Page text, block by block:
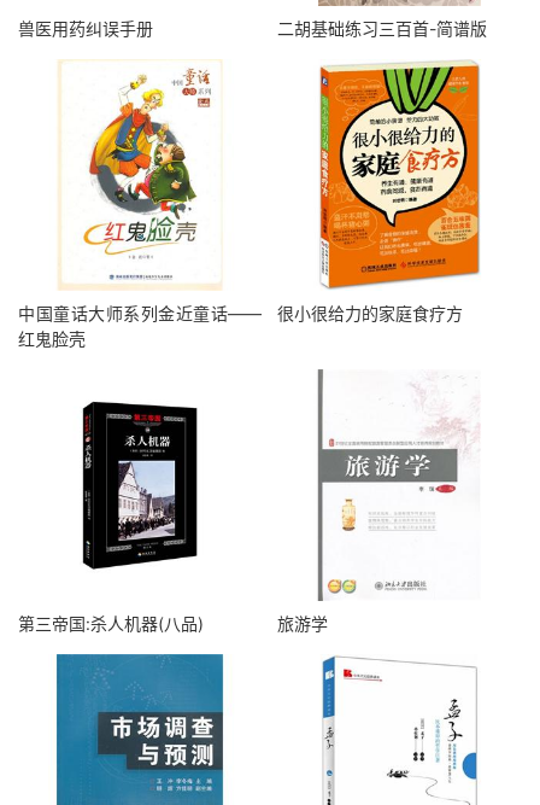
兽医用药纠误手册 二胡基础练习三百首-简谱版
中国童话大师系列金近童话——
红鬼脸壳
很小很给力的家庭食疗方
第三帝国:杀人机器(八品) 旅游学